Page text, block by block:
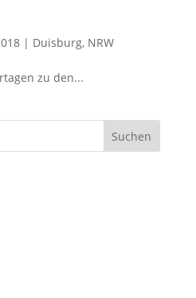
| Duisburg, NRW
zu den...